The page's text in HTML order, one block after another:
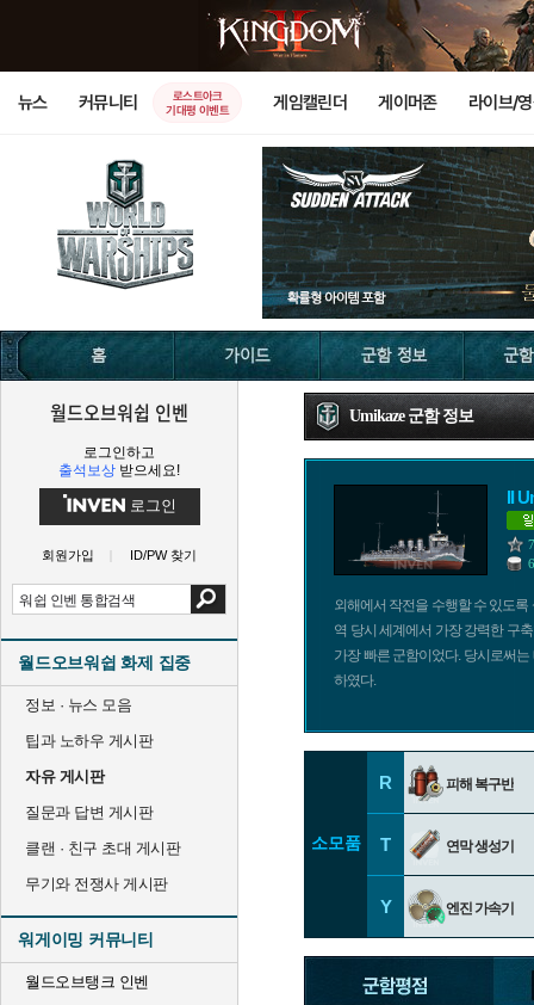
뉴스 커뮤니티
로스트아크
기대평 이벤트
게임캘린더 게이머존 라이브/
월드오브워쉽 인벤
로그인하고
출석보상 받으세요!
로그인
회원가입 ID/PW 찾기
월드오브워쉽 화제 집중
정보 · 뉴스 모음
팁과 노하우 게시판
자유 게시판
질문과 답변 게시판
클랜 · 친구 초대 게시판
무기와 전쟁사 게시판
워게이밍 커뮤니티
월드오브탱크 인벤
Umikaze 군함 정보
II
외해에서 작전을 수행할 수 있도
역 당시 세계에서 가장 강력한 구
가장 빠른 군함이었다. 당시로써
하였다.
소모품
R 피해 복구반
T 연막 생성기
Y 엔진 가속기